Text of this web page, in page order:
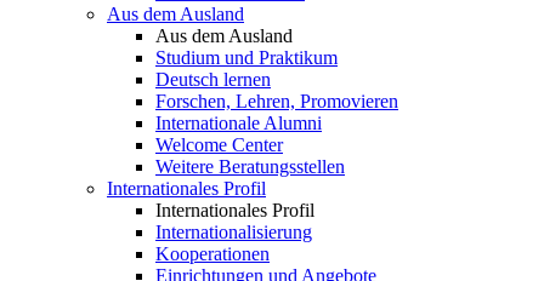
Aus dem Ausland
Aus dem Ausland
Studium und Praktikum
Deutsch lernen
Forschen, Lehren, Promovieren
Internationale Alumni
Welcome Center
Weitere Beratungsstellen
Internationales Profil
Internationales Profil
Internationalisierung
Kooperationen
Einrichtungen und Angebote